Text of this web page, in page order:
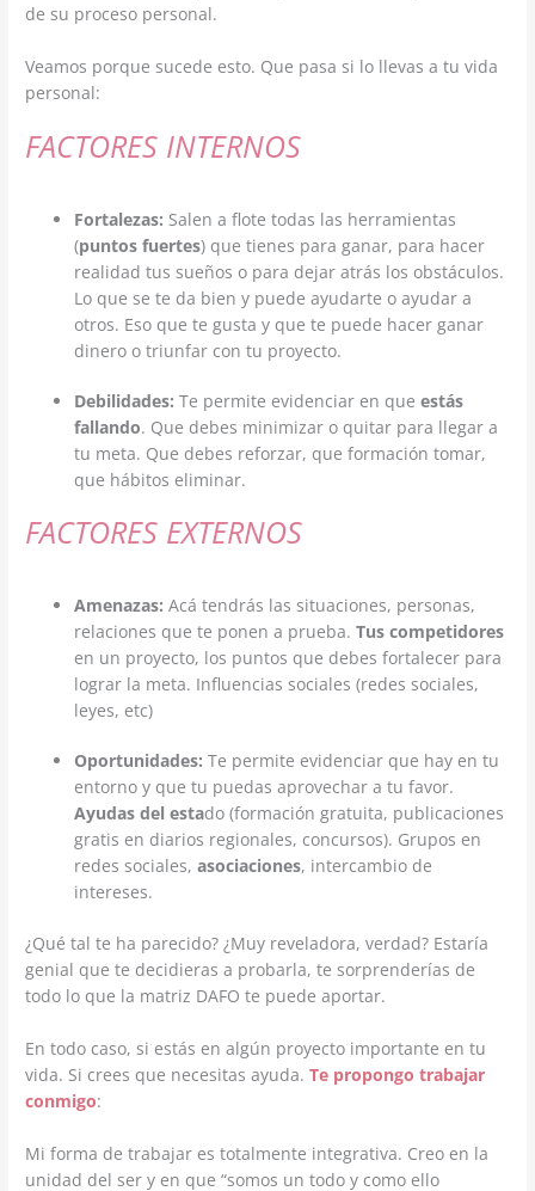
de su proceso personal.
Veamos porque sucede esto. Que pasa si lo llevas a tu vida
personal:
FACTORES INTERNOS
Fortalezas: Salen a flote todas las herramientas
(puntos fuertes) que tienes para ganar, para hacer
realidad tus sueños o para dejar atrás los obstáculos.
Lo que se te da bien y puede ayudarte o ayudar a
otros. Eso que te gusta y que te puede hacer ganar
dinero o triunfar con tu proyecto.
Debilidades:Te permite evidenciar en queestás
fallando. Que debes minimizar o quitar para llegar a
tu meta. Que debes reforzar, que formación tomar,
que hábitos eliminar.
FACTORES EXTERNOS
Amenazas: Acá tendrás las situaciones, personas,
relaciones que te ponen a prueba.Tus competidores
en un proyecto, los puntos que debes fortalecer para
lograr la meta. Influencias sociales (redes sociales,
leyes, etc)
Oportunidades:Te permite evidenciar que hay en tu
entorno y que tu puedas aprovechar a tu favor.
Ayudas del estado (formación gratuita, publicaciones
gratis en diarios regionales, concursos). Grupos en
redes sociales,asociaciones, intercambio de
intereses.
¿Qué tal te ha parecido? ¿Muy reveladora, verdad? Estaría
genial que te decidieras a probarla, te sorprenderías de
todo lo que la matriz DAFO te puede aportar.
En todo caso, si estás en algún proyecto importante en tu
vida. Si crees que necesitas ayuda.Te propongo trabajar
conmigo:
Mi forma de trabajar es totalmente integrativa. Creo en la
unidad del ser y en que “somos un todo y como ello